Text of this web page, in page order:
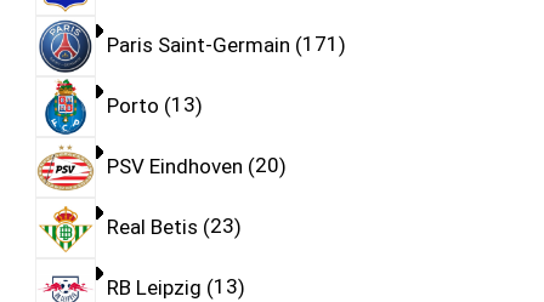
Paris Saint-Germain 171
Porto 13
PSV Eindhoven 20
Real Betis 23
RB Leipzig 13